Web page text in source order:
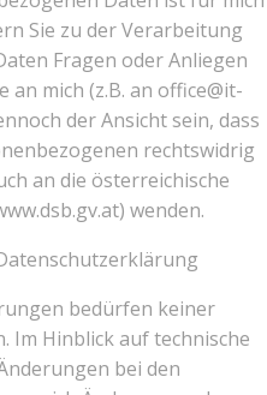
Sie zu der Verarbeitung
Fragen oder Anliegen
an mich (z.B. an office@it-
der Ansicht sein, dass
rechtswidrig
an die österreichische
wenden.
bedürfen keiner
Im Hinblick auf technische
bei den